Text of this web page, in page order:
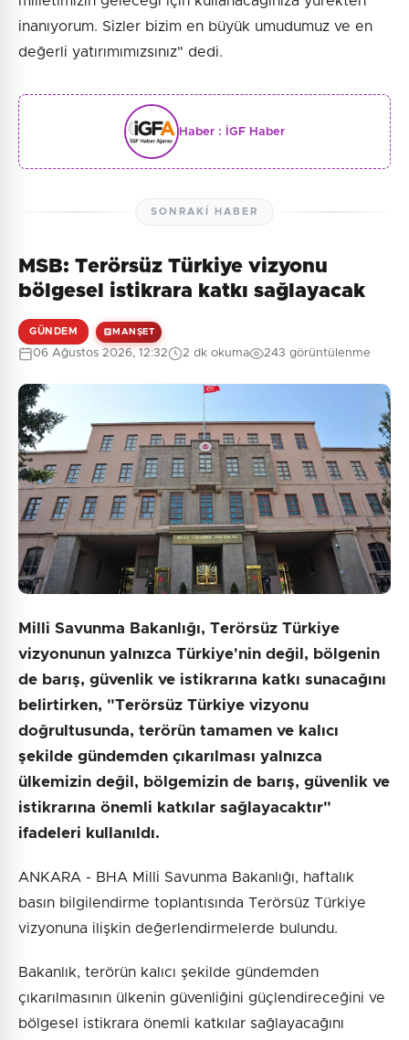
inanıyorum. Sizler bizim en büyük umudumuz ve en
değerli yatırımımızsınız" dedi.
Haber : İGF Haber
SONRAKI HABER
MSB: Terörsüz Türkiye vizyonu
bölgesel istikrara katkı sağlayacak
GÜNDEM MANŞET
06 Ağustos 2026, 12:32 2 dk okuma 243 görüntülenme
Milli Savunma Bakanlığı, Terörsüz Türkiye
vizyonunun yalnızca Türkiye'nin değil, bölgenin
de barış, güvenlik ve istikrarına katkı sunacağını
belirtirken, "Terörsüz Türkiye vizyonu
doğrultusunda, terörün tamamen ve kalıcı
şekilde gündemden çıkarılması yalnızca
ülkemizin değil, bölgemizin de barış, güvenlik ve
istikrarına önemli katkılar sağlayacaktır"
ifadeleri kullanıldı.
ANKARA - BHA Milli Savunma Bakanlığı, haftalık
basın bilgilendirme toplantısında Terörsüz Türkiye
vizyonuna ilişkin değerlendirmelerde bulundu.
Bakanlık, terörün kalıcı şekilde gündemden
çıkarılmasının ülkenin güvenliğini güçlendireceğini ve
bölgesel istikrara önemli katkılar sağlayacağını